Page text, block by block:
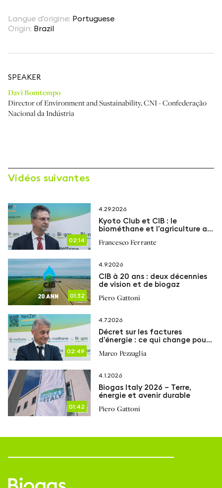
Langue d'origine: Portuguese
Origin: Brazil
SPEAKER
Davi Bomtempo
Director of Environment and Sustainability,CNI - Confederação
Nacional da Indústria
Vidéos suivantes
02:14
4.29.2026
Kyoto Club et CIB : le
biométhane et l’agriculture au
énergétique
Francesco Ferrante
01:32
4.9.2026
CIB à 20 ans : deux décennies
de vision et de biogaz
Piero Gattoni
02:49
4.7.2026
Décret sur les factures
d’énergie : ce qui change pour
Marco Pezzaglia
01:42
4.1.2026
Biogas Italy 2026 – Terre,
énergie et avenir durable
Piero Gattoni